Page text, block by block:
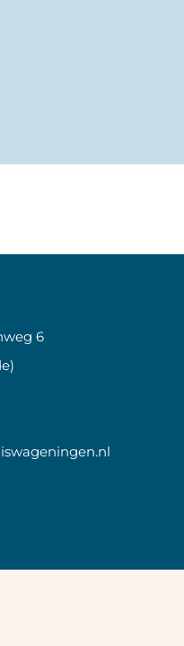
6